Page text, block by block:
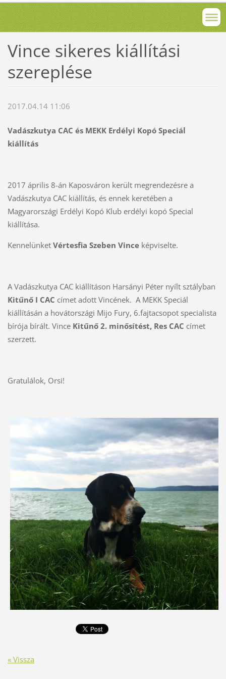
Vince sikeres kiállítási
szereplése
2017.04.14 11:06
Vadászkutya CAC és MEKK Erdélyi Kopó Speciál
kiállítás
2017 április 8-án Kaposváron került megrendezésre a
Vadászkutya CAC kiállítás, és ennek keretében a
Magyarországi Erdélyi Kopó Klub erdélyi kopó Special
kiállítása.
Kennelünket Vértesfia Szeben Vince képviselte.
A Vadászkutya CAC kiállításon Harsányi Péter nyílt sztályban
Kitűnő I CAC címet adott Vincének. A MEKK Speciál
kiállításán a hovátországi Mijo Fury, 6.fajtacsopot specialista
bírója bírált. Vince Kitűnő 2. minősítést, Res CAC címet
szerzett.
Gratulálok, Orsi!
« Vissza